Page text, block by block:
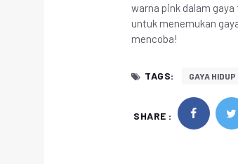
warna pink dalam
untuk menemukan
mencoba!
TAGS: GAYA HIDUP
SHARE :